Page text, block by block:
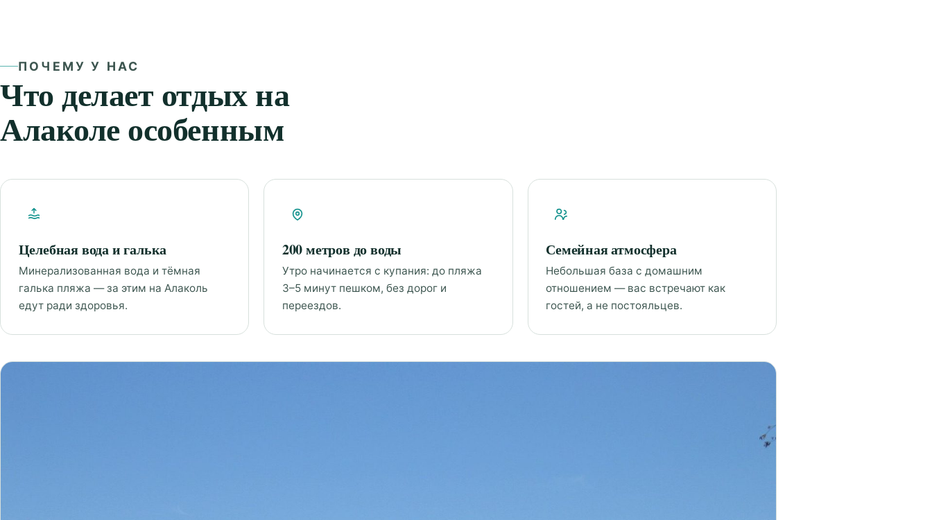
ПОЧЕМУ У НАС
Что делает отдых на
Алаколе особенным
Целебная вода и галька
Минерализованная вода и тёмная
галька пляжа — за этим на Алаколь
едут ради здоровья.
200 метров до воды
Утро начинается с купания: до пляжа
3–5 минут пешком, без дорог и
переездов.
Семейная атмосфера
Небольшая база с домашним
отношением — вас встречают как
гостей, а не постояльцев.